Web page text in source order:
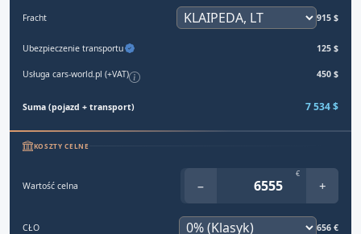
Fracht 915 $
Ubezpieczenie transportu 125 $
Usługa cars-world.pl (+VAT) 450 $
Suma (pojazd + transport) 7 534 $
KOSZTY CELNE
Wartość celna −
€
+
CŁO 656 €